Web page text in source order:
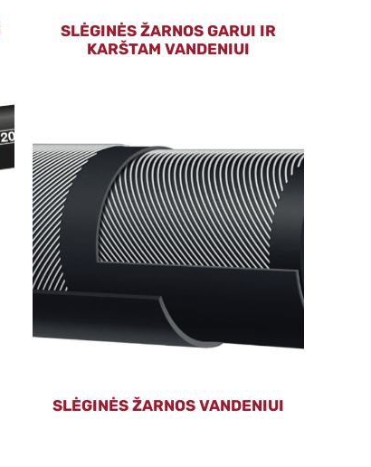
SLĖGINĖS ŽARNOS GARUI IR
KARŠTAM VANDENIUI
SLĖGINĖS ŽARNOS VANDENIUI